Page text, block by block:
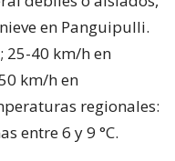
en Panguipulli.
25-40 km/h en
km/h en
regionales:
entre 6 y 9 °C.